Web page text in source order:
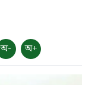
অ- অ+